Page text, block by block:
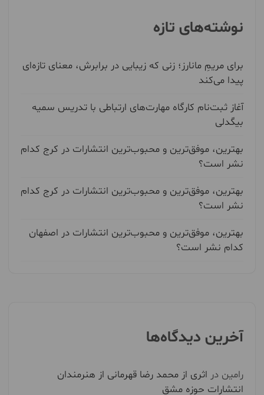
نوشته‌های تازه
برای مریمِ مانارز؛ زنی که زیبایی در برابرش، معنای تازه‌ای
پیدا می‌کند
آغاز ثبت‌نام کارگاه مهارت‌های ارتباطی با تدریس سمیه
بیگدلی
بهترین، موفق‌ترین و محبوب‌ترین انتشارات در کرج کدام
نشر است؟
بهترین، موفق‌ترین و محبوب‌ترین انتشارات در کرج کدام
نشر است؟
بهترین، موفق‌ترین و محبوب‌ترین انتشارات در اصفهان
کدام نشر است؟
آخرین دیدگاه‌ها
رامین در اثری از محمد رضا قهرمانی از هنرمندان
انتشارات حوزه مشق